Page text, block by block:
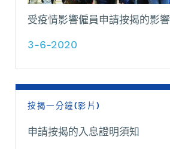
受疫情影響僱員申請按揭的影響
3-6-2020
按揭一分鐘(影片)
申請按揭的入息證明須知